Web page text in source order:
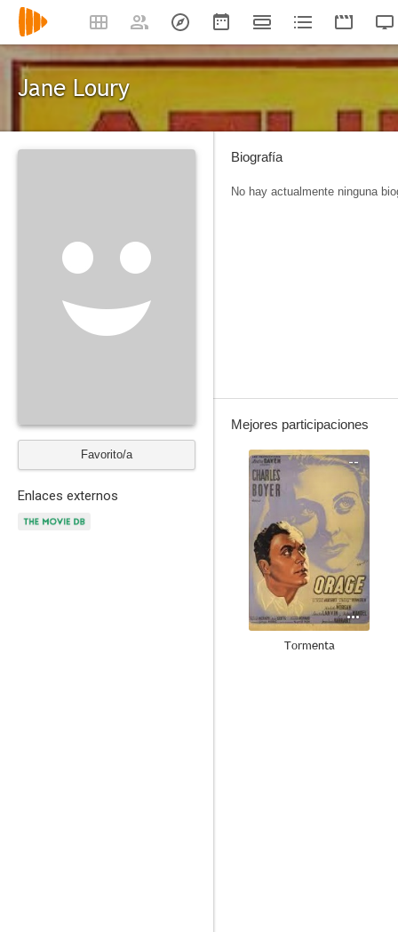
Jane Loury
Favorito/a
Enlaces externos
Biografía
No hay actualmente ninguna
Mejores participaciones
--
Tormenta